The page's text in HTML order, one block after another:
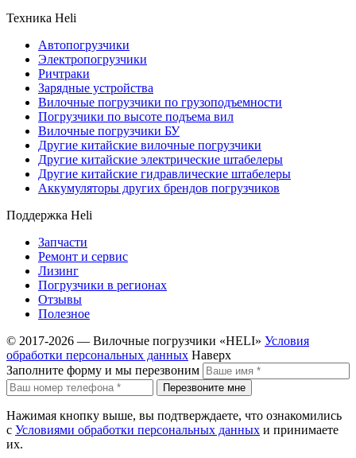
Техника Heli
Автопогрузчики
Электропогрузчики
Ричтраки
Зарядные устройства
Вилочные погрузчики по грузоподъемности
Погрузчики по высоте подъема вил
Вилочные погрузчики БУ
Другие китайские вилочные погрузчики
Другие китайские электрические штабелеры
Другие китайские гидравлические штабелеры
Аккумуляторы других брендов погрузчиков
Поддержка Heli
Запчасти
Ремонт и сервис
Лизинг
Погрузчики в регионах
Отзывы
Полезное
© 2017-2026 — Вилочные погрузчики «HELI» Условия
обработки персональных данных Наверх
Заполните форму и мы перезвоним
Перезвоните мне
Нажимая кнопку выше, вы подтверждаете, что ознакомились
с Условиями обработки персональных данных и принимаете
их.